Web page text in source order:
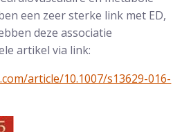
een zeer sterke link met ED,
deze associatie
artikel via link:
article/10.1007/s13629-016-